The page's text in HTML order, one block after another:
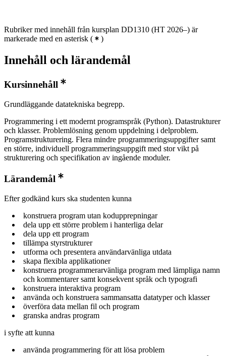
Rubriker med innehåll från kursplan DD1310 (HT 2026–) är
markerade med en asterisk ( )
Innehåll och lärandemål
Kursinnehåll
Grundläggande datatekniska begrepp.
Programmering i ett modernt programspråk (Python). Datastrukturer
och klasser. Problemlösning genom uppdelning i delproblem.
Programstrukturering. Flera mindre programmeringsuppgifter samt
en större, individuell programmeringsuppgift med stor vikt på
strukturering och specifikation av ingående moduler.
Lärandemål
Efter godkänd kurs ska studenten kunna
konstruera program utan kodupprepningar
dela upp ett större problem i hanterliga delar
dela upp ett program
tillämpa styrstrukturer
utforma och presentera användarvänliga utdata
skapa flexibla applikationer
konstruera programmerarvänliga program med lämpliga namn
och kommentarer samt konsekvent språk och typografi
konstruera interaktiva program
använda och konstruera sammansatta datatyper och klasser
överföra data mellan fil och program
granska andras program
i syfte att kunna
använda programmering för att lösa problem